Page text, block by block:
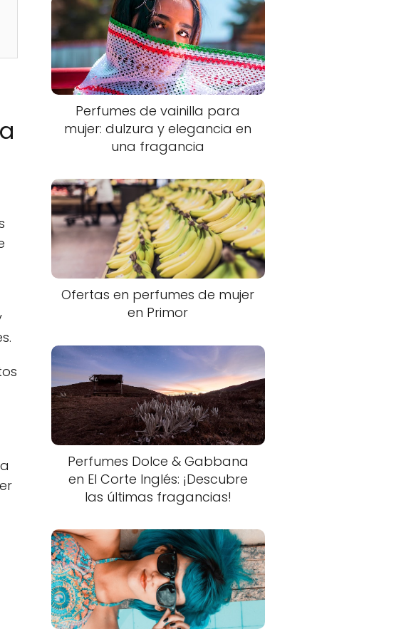
Perfumes de vainilla para
mujer: dulzura y elegancia en
una fragancia
Ofertas en perfumes de mujer
en Primor
Perfumes Dolce & Gabbana
en El Corte Inglés: ¡Descubre
las últimas fragancias!